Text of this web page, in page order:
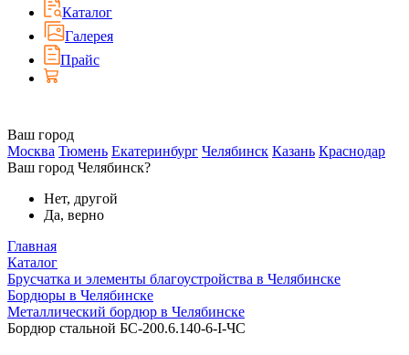
Каталог
Галерея
Прайс
Ваш город
Москва Тюмень Екатеринбург Челябинск Казань Краснодар
Ваш город Челябинск?
Нет, другой
Да, верно
Главная
Каталог
Брусчатка и элементы благоустройства в Челябинске
Бордюры в Челябинске
Металлический бордюр в Челябинске
Бордюр стальной БС-200.6.140-6-I-ЧС